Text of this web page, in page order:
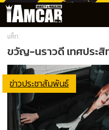
แท็ก:
ขวัญ-นราวดี เทศประสิ
ข่าวประชาสัมพันธ์